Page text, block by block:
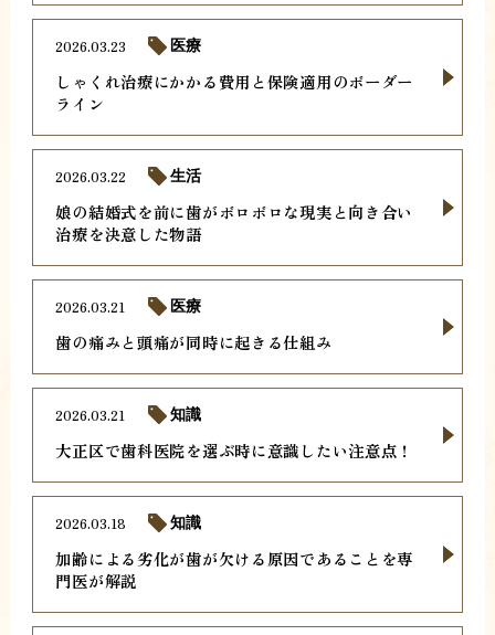
しゃくれ治療にかかる費用と保険適用のボーダー
ライン
2026.03.23 医療
娘の結婚式を前に歯がボロボロな現実と向き合い
治療を決意した物語
2026.03.22 生活
歯の痛みと頭痛が同時に起きる仕組み
2026.03.21 医療
大正区で歯科医院を選ぶ時に意識したい注意点！
2026.03.21 知識
加齢による劣化が歯が欠ける原因であることを専
門医が解説
2026.03.18 知識